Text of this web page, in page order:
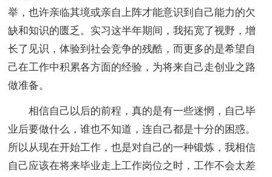
举，也许亲临其境或亲自上阵才能意识到自己能力的欠
缺和知识的匮乏。实习这半年期间，我拓宽了视野，增
长了见识，体验到社会竞争的残酷，而更多的是希望自
己在工作中积累各方面的经验，为将来自己走创业之路
做准备。
相信自己以后的前程，真的是有一些迷惘，自己毕
业后要做什么，谁也不知道，连自己都是十分的困惑。
所以从现在开始工作，也是对自己的一种锻炼，我相信
自己应该在将来毕业走上工作岗位之时，工作不会太差